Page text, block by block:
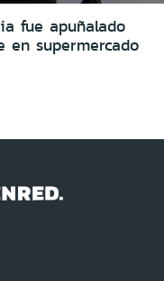
fue apuñalado
en supermercado